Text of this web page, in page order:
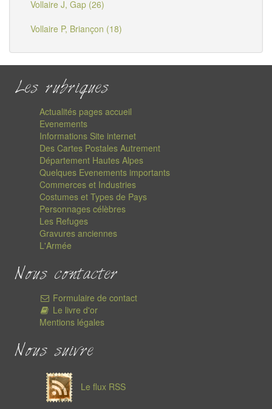
Vollaire J, Gap (26)
Vollaire P, Briançon (18)
Les rubriques
Actualités pages accueil
Evenements
Informations Site internet
Des Cartes Postales Autrement
Département Hautes Alpes
Quelques Evenements importants
Commerces et Industries
Costumes et Types de Pays
Personnages célèbres
Les Refuges
Gravures anciennes
L'Armée
Nous contacter
Formulaire de contact
Le livre d'or
Mentions légales
Nous suivre
Le flux RSS